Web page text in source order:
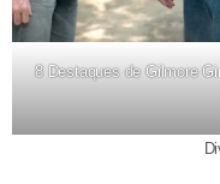
8 Destaques de Gilmore